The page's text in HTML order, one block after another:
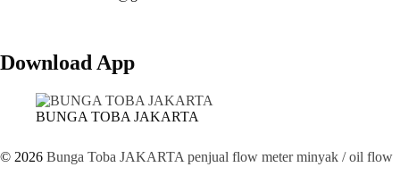
Download App
BUNGA TOBA JAKARTA
© 2026 Bunga Toba JAKARTA penjual flow meter minyak / oil flow